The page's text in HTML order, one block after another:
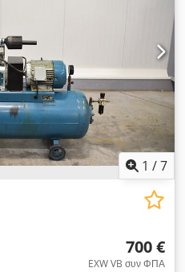
1 /7
700 €
EXW VB συν ΦΠΑ